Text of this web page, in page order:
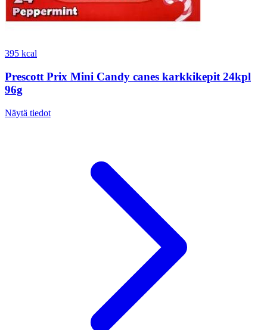
395 kcal
Prescott Prix Mini Candy canes karkkikepit 24kpl
96g
Näytä tiedot